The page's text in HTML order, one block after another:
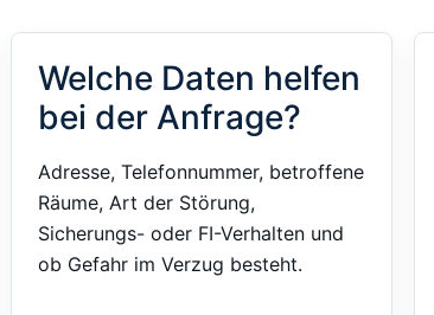
Welche Daten helfen
bei der Anfrage?
Adresse, Telefonnummer, betroffene
Räume, Art der Störung,
Sicherungs- oder FI-Verhalten und
ob Gefahr im Verzug besteht.